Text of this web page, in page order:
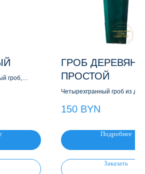
гроб,
ГРОБ
ПРОСТОЙ
Четырехгранный гроб из
150 BYN
Подробнее
Заказать